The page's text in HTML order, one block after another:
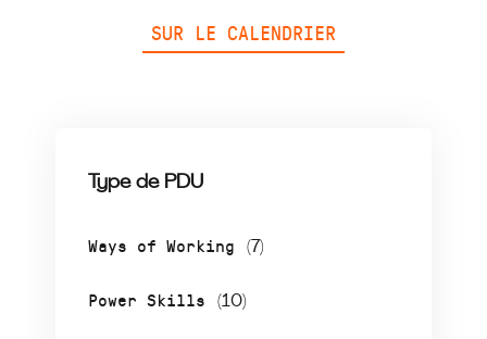
SUR LE CALENDRIER
Type de PDU
Ways of Working (7)
Power Skills (10)